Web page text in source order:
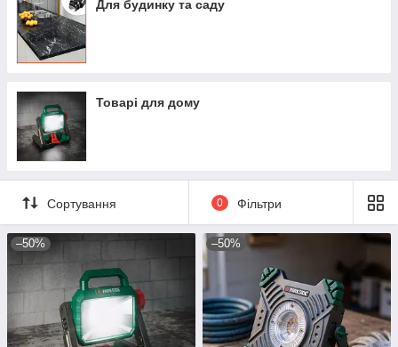
Для будинку та саду
Товарі для дому
Сортування 0 Фільтри
–50% –50%